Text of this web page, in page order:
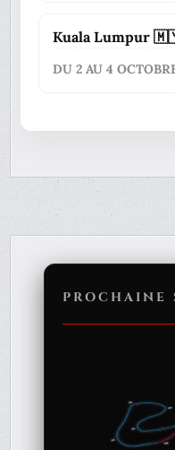
Kuala Lumpur
DU 2 AU 4
PROCHAINE